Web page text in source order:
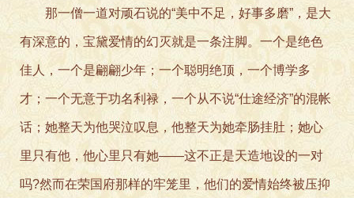
那一僧一道对顽石说的“美中不足，好事多磨”，是大
有深意的，宝黛爱情的幻灭就是一条注脚。一个是绝色
佳人，一个是翩翩少年；一个聪明绝顶，一个博学多
才；一个无意于功名利禄，一个从不说“仕途经济”的混帐
话；她整天为他哭泣叹息，他整天为她牵肠挂肚；她心
里只有他，他心里只有她——这不正是天造地设的一对
吗?然而在荣国府那样的牢笼里，他们的爱情始终被压抑